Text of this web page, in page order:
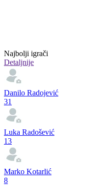
Najbolji igrači
Detaljnije
Danilo Radojević
31
Luka Radošević
13
Marko Kotarlić
8